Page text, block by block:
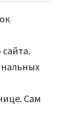
Сам